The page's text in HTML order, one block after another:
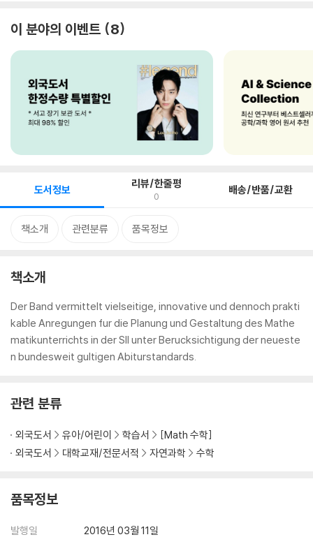
이 분야의 이벤트 8
도서정보 리뷰/한줄평
0 배송/반품/교환
책소개 관련분류 품목정보
책소개
Der Band vermittelt vielseitige, innovative und dennoch prakti
kable Anregungen fur die Planung und Gestaltung des Mathe
matikunterrichts in der SII unter Berucksichtigung der neueste
n bundesweit gultigen Abiturstandards.
관련 분류
외국도서 유아/어린이 학습서
[Math 수학]
외국도서
대학교재/전문서적 자연과학 수학
품목정보
발행일
2016년 03월 11일